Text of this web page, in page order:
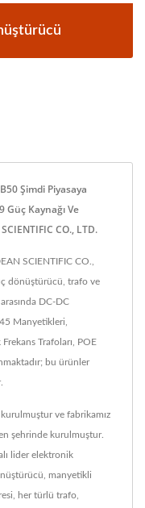
Şimdi Piyasaya
Güç Kaynağı Ve
CO., LTD.
SCIENTIFIC CO.,
dönüştürücü, trafo ve
DC-DC
Manyetikleri,
Trafoları, POE
bu ürünler
ve fabrikamız
şehrinde kurulmuştur.
lider elektronik
manyetikli
her türlü trafo,